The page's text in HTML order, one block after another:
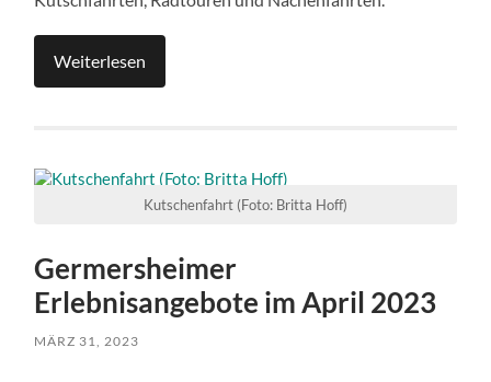
Weiterlesen
Kutschenfahrt (Foto: Britta Hoff)
Germersheimer
Erlebnisangebote im April 2023
MÄRZ 31, 2023